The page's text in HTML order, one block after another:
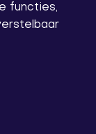
functies,